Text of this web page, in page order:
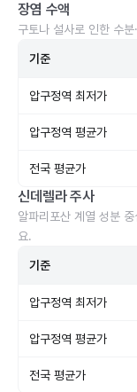
장염 수액
구토나 설사로 인한 수
기준
압구정역 최저가
압구정역 평균가
전국 평균가
신데렐라 주사
알파리포산 계열 성분
요.
기준
압구정역 최저가
압구정역 평균가
전국 평균가